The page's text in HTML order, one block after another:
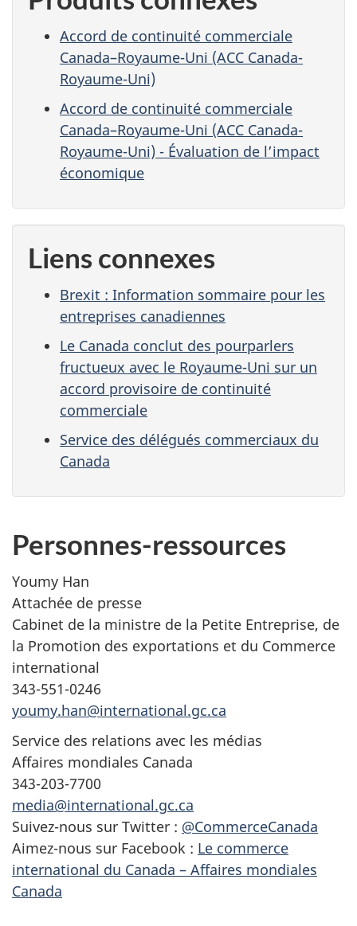
Accord de continuité commerciale
Canada–Royaume-Uni (ACC Canada-
Royaume-Uni)
Accord de continuité commerciale
Canada–Royaume-Uni (ACC Canada-
Royaume-Uni) - Évaluation de l’impact
économique
Liens connexes
Brexit : Information sommaire pour les
entreprises canadiennes
Le Canada conclut des pourparlers
fructueux avec le Royaume-Uni sur un
accord provisoire de continuité
commerciale
Service des délégués commerciaux du
Canada
Personnes-ressources
Youmy Han
Attachée de presse
Cabinet de la ministre de la Petite Entreprise, de
la Promotion des exportations et du Commerce
international
343-551-0246
youmy.han@international.gc.ca
Service des relations avec les médias
Affaires mondiales Canada
343-203-7700
media@international.gc.ca
Suivez-nous sur Twitter : @CommerceCanada
Aimez-nous sur Facebook : Le commerce
international du Canada – Affaires mondiales
Canada